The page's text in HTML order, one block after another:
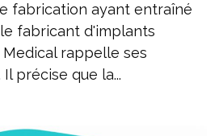
fabrication ayant entraîné
fabricant d'implants
rappelle ses
précise que la...